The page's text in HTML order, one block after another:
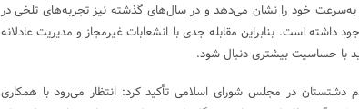
به‌سرعت خود را نشان می‌دهد و در سال‌های گذشته نیز تجربه‌های تلخی در
داشته است. بنابراین مقابله جدی با انشعابات غیرمجاز و مدیریت عادلانه
با حساسیت بیشتری دنبال شود.
دشتستان در مجلس شورای اسلامی تأکید کرد: انتظار می‌رود با همکاری